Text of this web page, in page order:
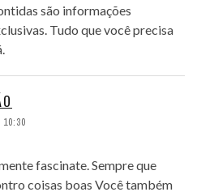
são informações
Tudo que você precisa
fascinate. Sempre que
coisas boas Você também